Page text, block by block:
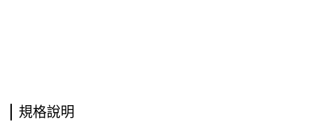
規格說明